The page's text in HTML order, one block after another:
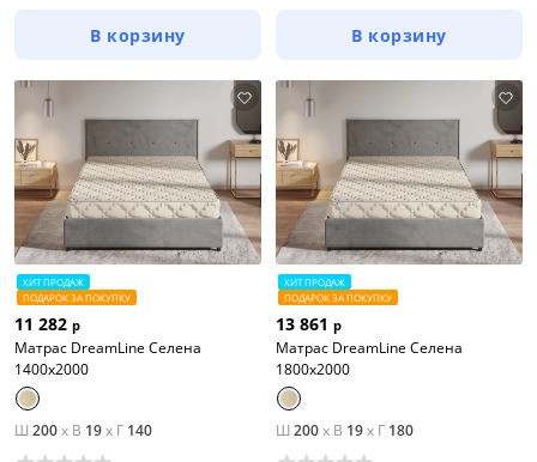
В корзину В корзину
ХИТ ПРОДАЖ
ПОДАРОК ЗА ПОКУПКУ
11 282 р
Матрас DreamLine Селена
1400x2000
Ш 200x В 19x Г 140
ХИТ ПРОДАЖ
ПОДАРОК ЗА ПОКУПКУ
13 861 р
Матрас DreamLine Селена
1800x2000
Ш 200x В 19x Г 180